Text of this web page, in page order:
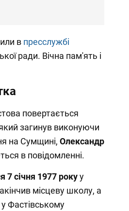
в пресслужбі
ради. Вічна пам'ять і
повертається
загинув виконуючи
на Сумщині, Олександр
в повідомленні.
7 січня 1977 рокуу
місцеву школу, а
Фастівському